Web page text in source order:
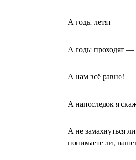
А годы летят
А годы проходят —
А нам всё равно!
А напоследок я
А не замахнуться
понимаете ли,